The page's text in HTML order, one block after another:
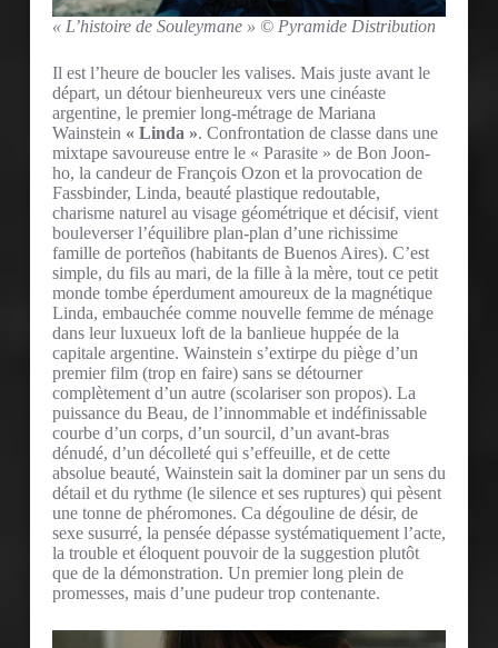
« L’histoire de Souleymane » © Pyramide Distribution
Il est l’heure de boucler les valises. Mais juste avant le
départ, un détour bienheureux vers une cinéaste
argentine, le premier long-métrage de Mariana
Wainstein « Linda ». Confrontation de classe dans une
mixtape savoureuse entre le « Parasite » de Bon Joon-
ho, la candeur de François Ozon et la provocation de
Fassbinder, Linda, beauté plastique redoutable,
charisme naturel au visage géométrique et décisif, vient
bouleverser l’équilibre plan-plan d’une richissime
famille de porteños (habitants de Buenos Aires). C’est
simple, du fils au mari, de la fille à la mère, tout ce petit
monde tombe éperdument amoureux de la magnétique
Linda, embauchée comme nouvelle femme de ménage
dans leur luxueux loft de la banlieue huppée de la
capitale argentine. Wainstein s’extirpe du piège d’un
premier film (trop en faire) sans se détourner
complètement d’un autre (scolariser son propos). La
puissance du Beau, de l’innommable et indéfinissable
courbe d’un corps, d’un sourcil, d’un avant-bras
dénudé, d’un décolleté qui s’effeuille, et de cette
absolue beauté, Wainstein sait la dominer par un sens du
détail et du rythme (le silence et ses ruptures) qui pèsent
une tonne de phéromones. Ca dégouline de désir, de
sexe susurré, la pensée dépasse systématiquement l’acte,
la trouble et éloquent pouvoir de la suggestion plutôt
que de la démonstration. Un premier long plein de
promesses, mais d’une pudeur trop contenante.